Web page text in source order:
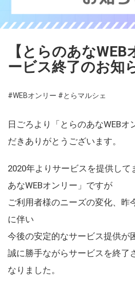
【とらのあな
ービス終了のお知
#WEBオンリー #とらマルシェ
日ごろより「とらのあなWEBオ
だきありがとうございます。
2020年よりサービスを提供し
あなWEBオンリー」ですが
ご利用者様のニーズの変化、昨
に伴い
今後の安定的なサービス提供が
誠に勝手ながらサービスを終了
なりました。